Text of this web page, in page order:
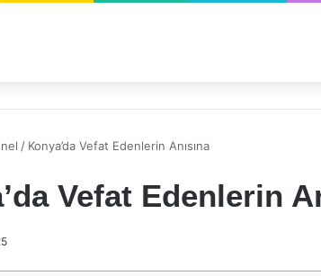
/ Konya’da Vefat Edenlerin Anısına
Vefat Edenlerin